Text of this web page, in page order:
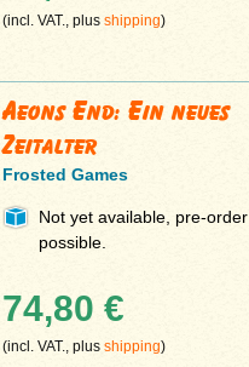
(incl. VAT., plusshipping)
Aeons End: Ein neues
Zeitalter
Frosted Games
Not yet available, pre-order
possible.
74,80 €
(incl. VAT., plusshipping)